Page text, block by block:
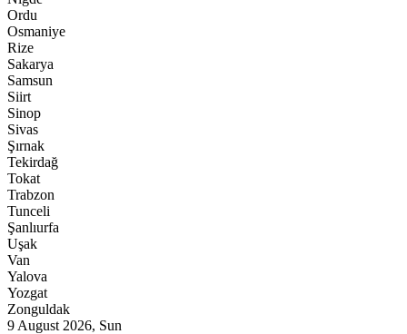
Ordu
Osmaniye
Rize
Sakarya
Samsun
Siirt
Sinop
Sivas
Şırnak
Tekirdağ
Tokat
Trabzon
Tunceli
Şanlıurfa
Uşak
Van
Yalova
Yozgat
Zonguldak
9 August 2026, Sun